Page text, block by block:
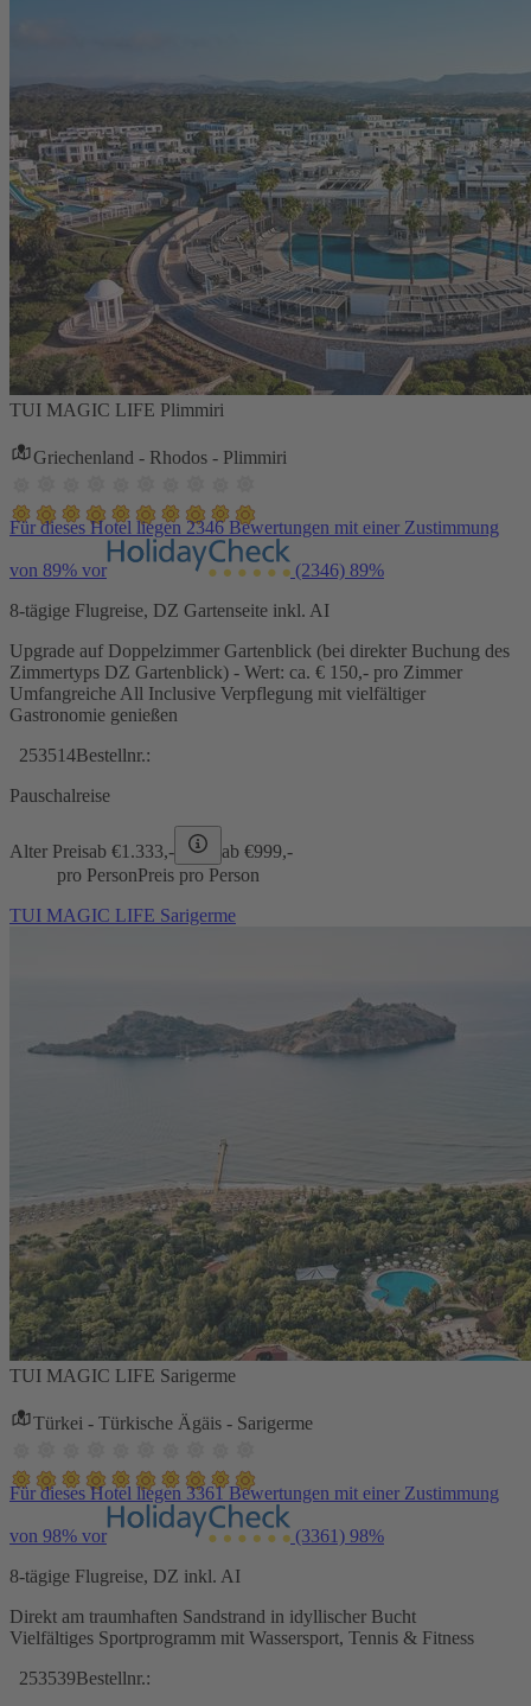
TUI MAGIC LIFE Plimmiri
Griechenland - Rhodos - Plimmiri
Für dieses Hotel liegen 2346 Bewertungen mit einer Zustimmung
von 89% vor (2346) 89%
8-tägige Flugreise, DZ Gartenseite inkl. AI
Upgrade auf Doppelzimmer Gartenblick (bei direkter Buchung des
Zimmertyps DZ Gartenblick) - Wert: ca. € 150,- pro Zimmer
Umfangreiche All Inclusive Verpflegung mit vielfältiger
Gastronomie genießen
253514Bestellnr.:
Pauschalreise
Alter Preisab €1.333,- ab €999,-
pro PersonPreis pro Person
TUI MAGIC LIFE Sarigerme
TUI MAGIC LIFE Sarigerme
Türkei - Türkische Ägäis - Sarigerme
Für dieses Hotel liegen 3361 Bewertungen mit einer Zustimmung
von 98% vor (3361) 98%
8-tägige Flugreise, DZ inkl. AI
Direkt am traumhaften Sandstrand in idyllischer Bucht
Vielfältiges Sportprogramm mit Wassersport, Tennis & Fitness
253539Bestellnr.: